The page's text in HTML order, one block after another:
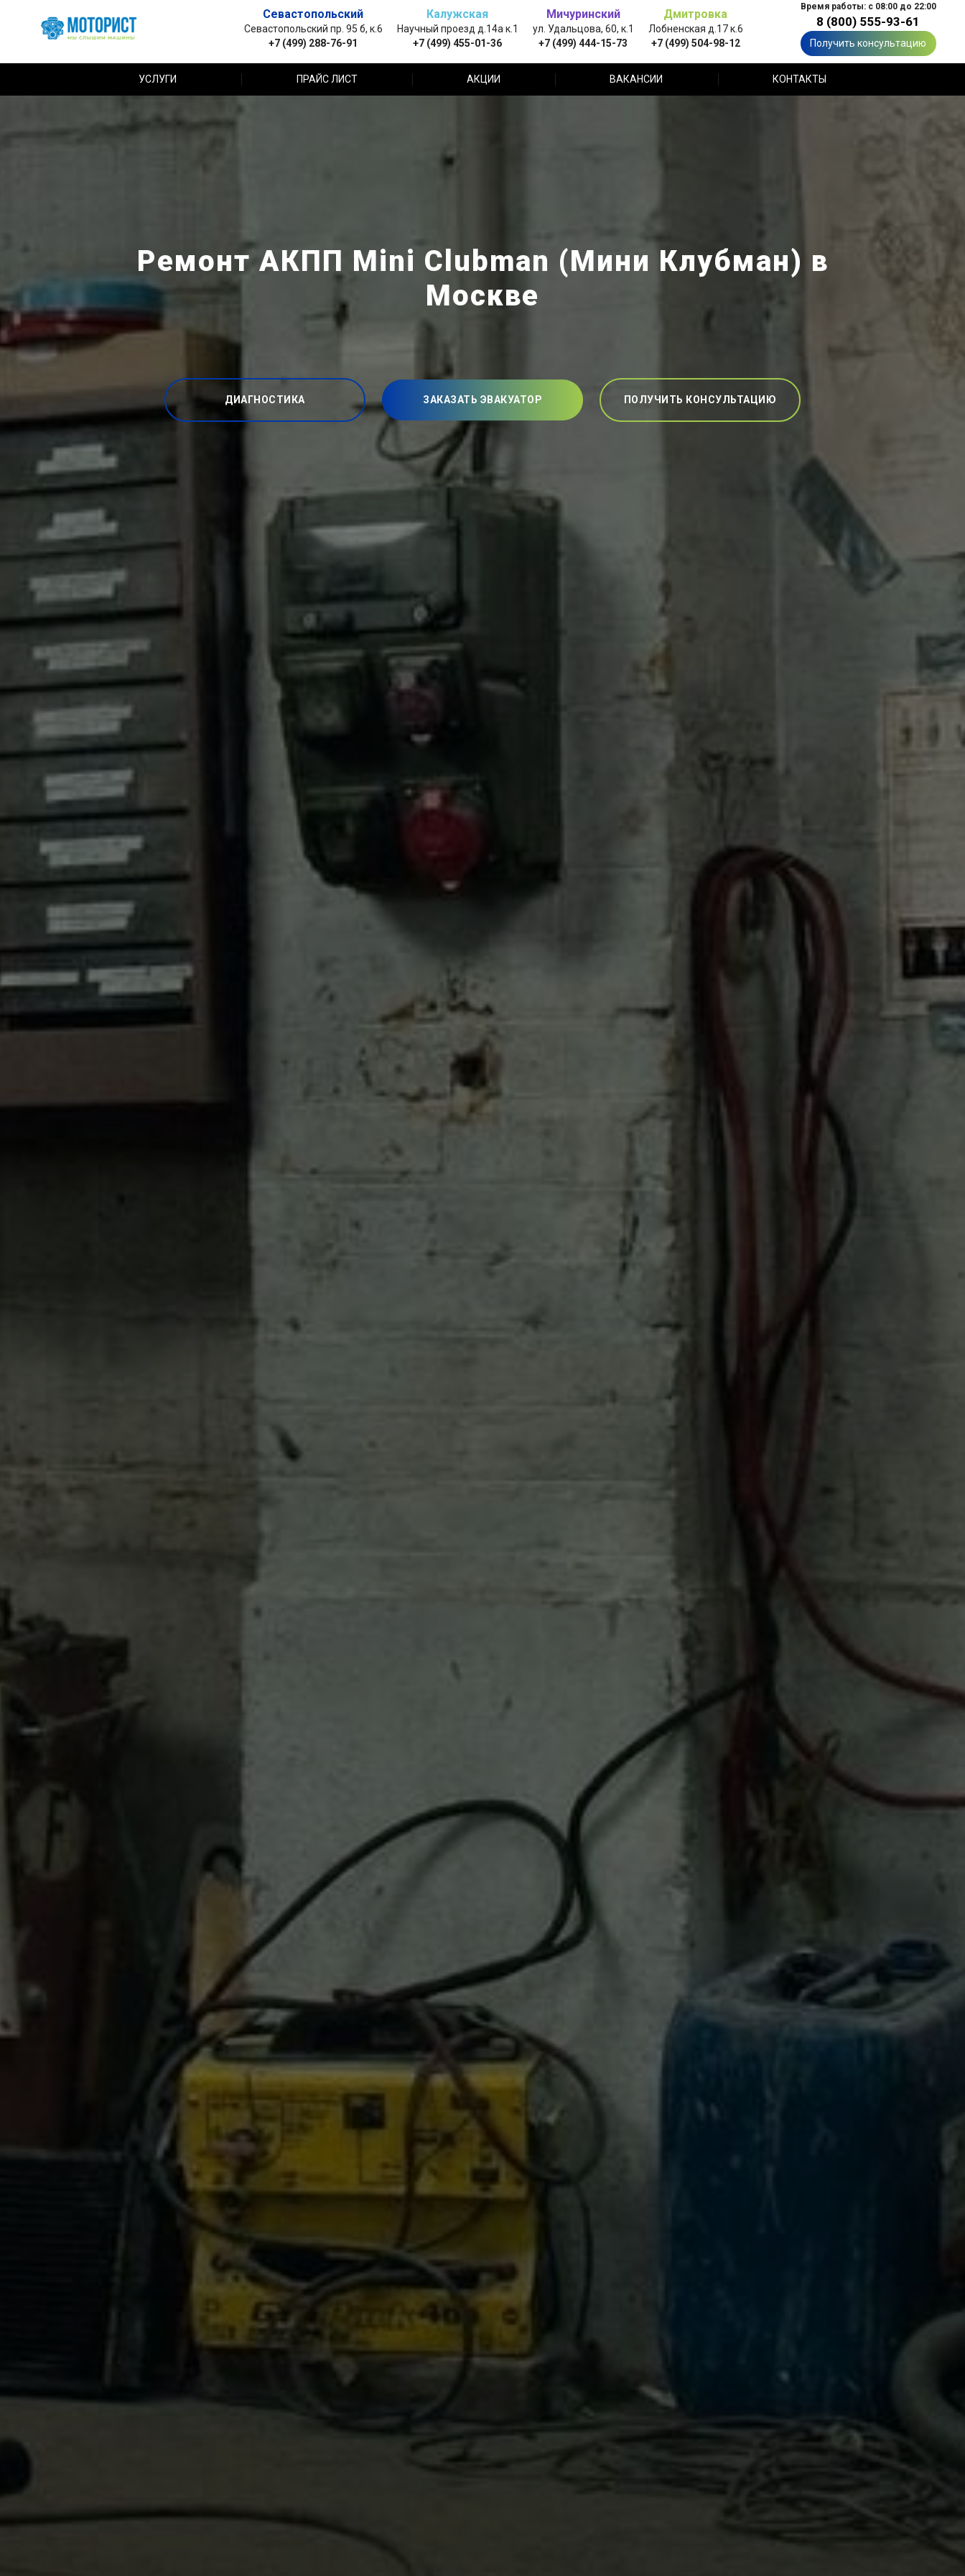
Севастопольский
Севастопольский пр. 95 б, к.6
+7 (499) 288-76-91
Калужская
Научный проезд д.14а к.1
+7 (499) 455-01-36
Мичуринский
ул. Удальцова, 60, к.1
+7 (499) 444-15-73
Дмитровка
Лобненская д.17 к.6
+7 (499) 504-98-12
Время работы: с 08:00 до 22:00
8 (800) 555-93-61
Получить консультацию
УСЛУГИ ПРАЙС ЛИСТ АКЦИИ ВАКАНСИИ КОНТАКТЫ
Ремонт АКПП Mini Clubman (Мини Клубман) в
Москве
ДИАГНОСТИКА ЗАКАЗАТЬ ЭВАКУАТОР ПОЛУЧИТЬ КОНСУЛЬТАЦИЮ